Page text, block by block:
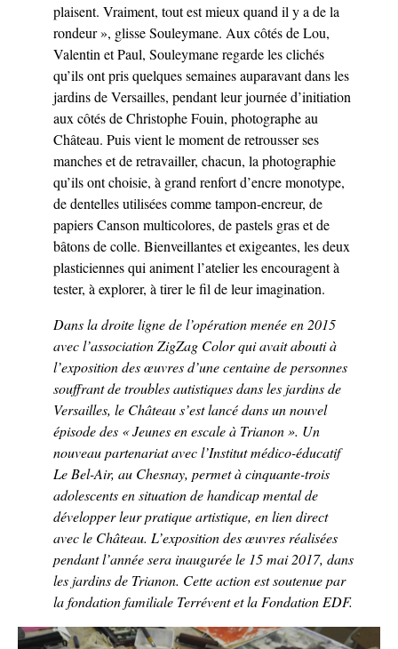
plaisent. Vraiment, tout est mieux quand il y a de la
rondeur », glisse Souleymane. Aux côtés de Lou,
Valentin et Paul, Souleymane regarde les clichés
qu’ils ont pris quelques semaines auparavant dans les
jardins de Versailles, pendant leur journée d’initiation
aux côtés de Christophe Fouin, photographe au
Château. Puis vient le moment de retrousser ses
manches et de retravailler, chacun, la photographie
qu’ils ont choisie, à grand renfort d’encre monotype,
de dentelles utilisées comme tampon-encreur, de
papiers Canson multicolores, de pastels gras et de
bâtons de colle. Bienveillantes et exigeantes, les deux
plasticiennes qui animent l’atelier les encouragent à
tester, à explorer, à tirer le fil de leur imagination.
Dans la droite ligne de l’opération menée en 2015
avec l’association ZigZag Color qui avait abouti à
l’exposition des œuvres d’une centaine de personnes
souffrant de troubles autistiques dans les jardins de
Versailles, le Château s’est lancé dans un nouvel
épisode des « Jeunes en escale à Trianon ». Un
nouveau partenariat avec l’Institut médico-éducatif
Le Bel-Air, au Chesnay, permet à cinquante-trois
adolescents en situation de handicap mental de
développer leur pratique artistique, en lien direct
avec le Château. L’exposition des œuvres réalisées
pendant l’année sera inaugurée le 15 mai 2017, dans
les jardins de Trianon. Cette action est soutenue par
la fondation familiale Terrévent et la Fondation EDF.